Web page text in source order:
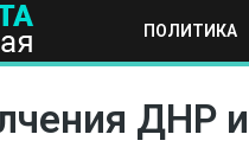
ПОЛИТИКА
ЭКОНОМИКА НАУКА И
ДНР